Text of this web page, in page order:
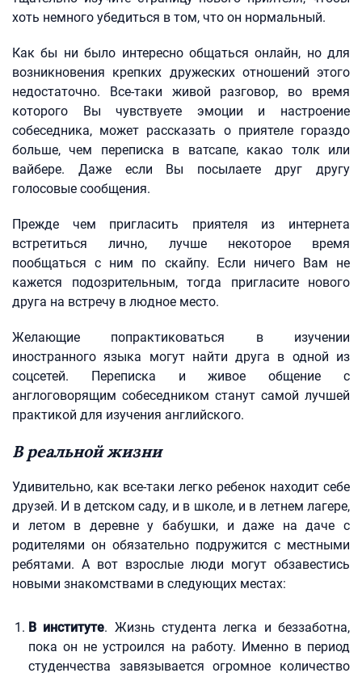
хоть немного убедиться в том, что он нормальный.
Как бы ни было интересно общаться онлайн, но для
возникновения крепких дружеских отношений этого
недостаточно. Все-таки живой разговор, во время
которого Вы чувствуете эмоции и настроение
собеседника, может рассказать о приятеле гораздо
больше, чем переписка в ватсапе, какао толк или
вайбере. Даже если Вы посылаете друг другу
голосовые сообщения.
Прежде чем пригласить приятеля из интернета
встретиться лично, лучше некоторое время
пообщаться с ним по скайпу. Если ничего Вам не
кажется подозрительным, тогда пригласите нового
друга на встречу в людное место.
Желающие попрактиковаться в изучении
иностранного языка могут найти друга в одной из
соцсетей. Переписка и живое общение с
англоговорящим собеседником станут самой лучшей
практикой для изучения английского.
В реальной жизни
Удивительно, как все-таки легко ребенок находит себе
друзей. И в детском саду, и в школе, и в летнем лагере,
и летом в деревне у бабушки, и даже на даче с
родителями он обязательно подружится с местными
ребятами. А вот взрослые люди могут обзавестись
новыми знакомствами в следующих местах:
В институте. Жизнь студента легка и беззаботна,
пока он не устроился на работу. Именно в период
студенчества завязывается огромное количество